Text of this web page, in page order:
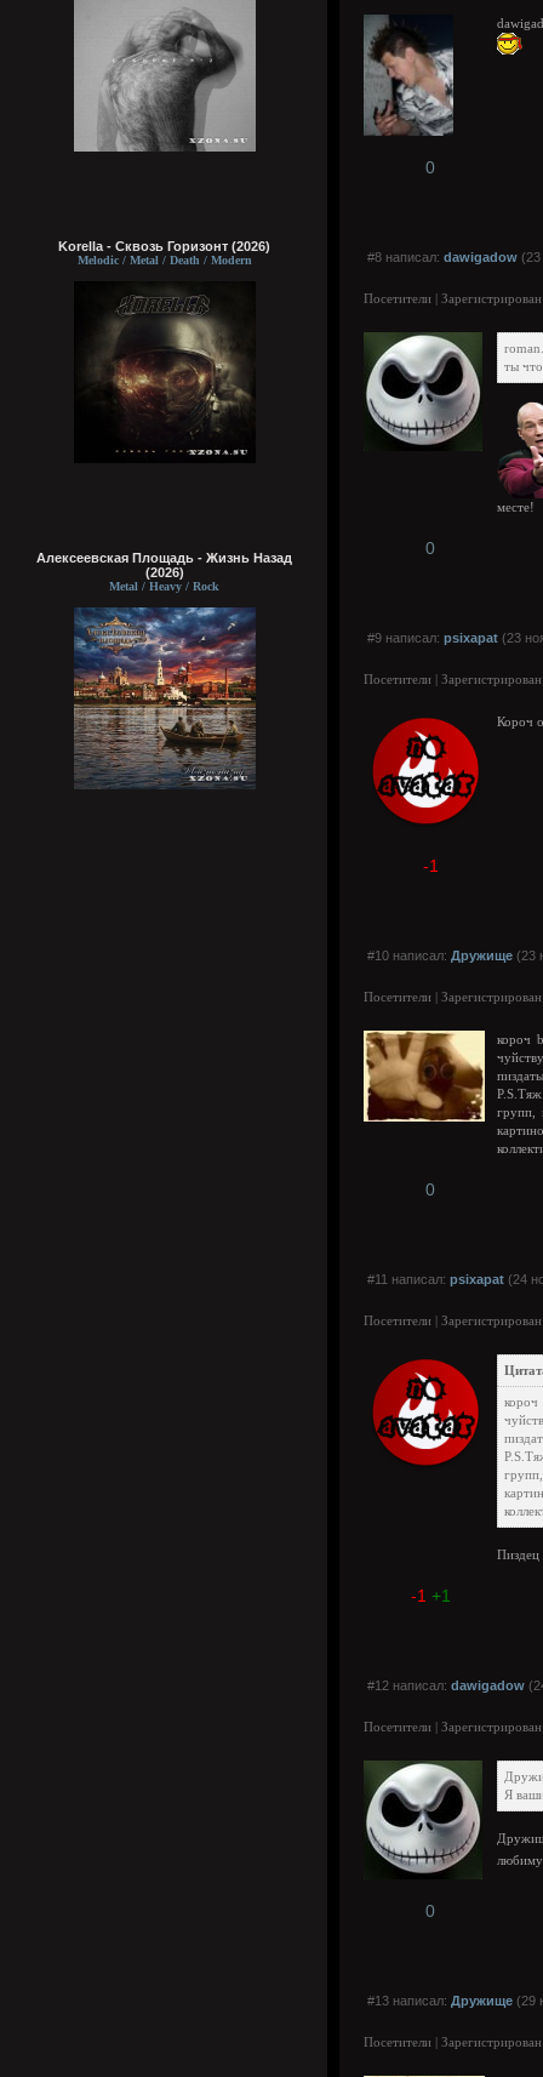
Korella - Сквозь Горизонт (2026)
Melodic / Metal / Death / Modern
Алексеевская Площадь - Жизнь Назад
(2026)
Metal / Heavy / Rock
0
#8 написал: dawigadow
Посетители |
ты
месте!
0
#9 написал: psixapat (23
Посетители |
Короч
-1
#10 написал: Дружище (23
Посетители |
короч
групп,
0
#11 написал: psixapat (24
Посетители |
короч
Пиздец
-1 +1
#12 написал: dawigadow
Посетители |
Я
0
#13 написал: Дружище (29
Посетители |